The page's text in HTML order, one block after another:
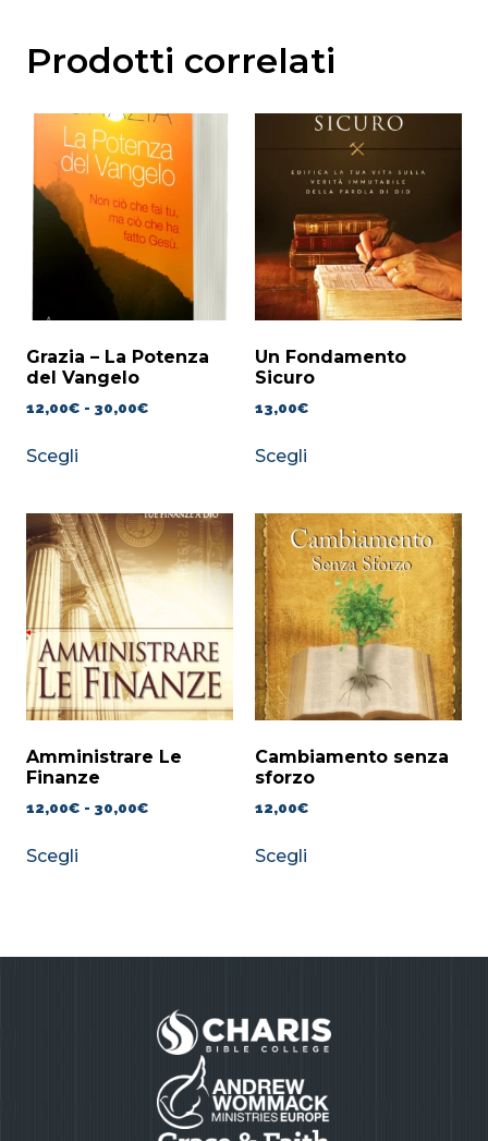
Prodotti correlati
Grazia – La Potenza
del Vangelo
12,00€ - 30,00€
Scegli
Un Fondamento
Sicuro
13,00€
Scegli
Amministrare Le
Finanze
12,00€ - 30,00€
Scegli
Cambiamento senza
sforzo
12,00€
Scegli